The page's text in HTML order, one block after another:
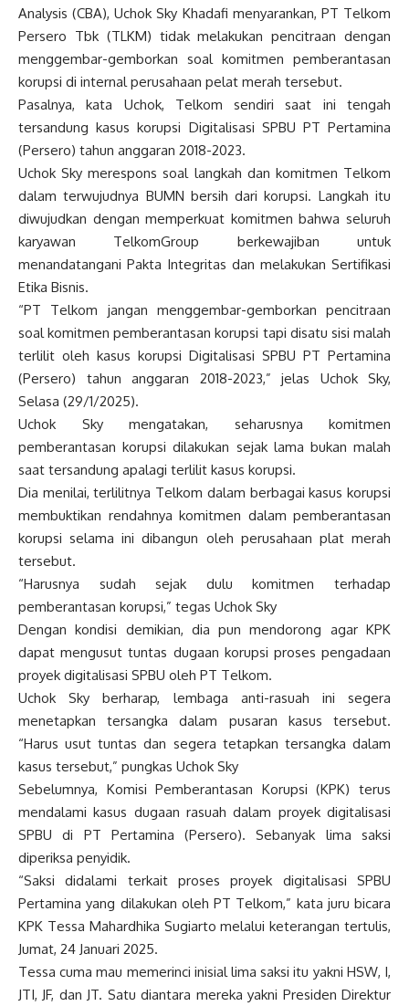
Analysis (CBA), Uchok Sky Khadafi menyarankan, PT Telkom
Persero Tbk (TLKM) tidak melakukan pencitraan dengan
menggembar-gemborkan soal komitmen pemberantasan
korupsi di internal perusahaan pelat merah tersebut.
Pasalnya, kata Uchok, Telkom sendiri saat ini tengah
tersandung kasus korupsi Digitalisasi SPBU PT Pertamina
(Persero) tahun anggaran 2018-2023.
Uchok Sky merespons soal langkah dan komitmen Telkom
dalam terwujudnya BUMN bersih dari korupsi. Langkah itu
diwujudkan dengan memperkuat komitmen bahwa seluruh
karyawan TelkomGroup berkewajiban untuk
menandatangani Pakta Integritas dan melakukan Sertifikasi
Etika Bisnis.
“PT Telkom jangan menggembar-gemborkan pencitraan
soal komitmen pemberantasan korupsi tapi disatu sisi malah
terlilit oleh kasus korupsi Digitalisasi SPBU PT Pertamina
(Persero) tahun anggaran 2018-2023,” jelas Uchok Sky,
Selasa (29/1/2025).
Uchok Sky mengatakan, seharusnya komitmen
pemberantasan korupsi dilakukan sejak lama bukan malah
saat tersandung apalagi terlilit kasus korupsi.
Dia menilai, terlilitnya Telkom dalam berbagai kasus korupsi
membuktikan rendahnya komitmen dalam pemberantasan
korupsi selama ini dibangun oleh perusahaan plat merah
tersebut.
“Harusnya sudah sejak dulu komitmen terhadap
pemberantasan korupsi,” tegas Uchok Sky
Dengan kondisi demikian, dia pun mendorong agar KPK
dapat mengusut tuntas dugaan korupsi proses pengadaan
proyek digitalisasi SPBU oleh PT Telkom.
Uchok Sky berharap, lembaga anti-rasuah ini segera
menetapkan tersangka dalam pusaran kasus tersebut.
“Harus usut tuntas dan segera tetapkan tersangka dalam
kasus tersebut,” pungkas Uchok Sky
Sebelumnya, Komisi Pemberantasan Korupsi (KPK) terus
mendalami kasus dugaan rasuah dalam proyek digitalisasi
SPBU di PT Pertamina (Persero). Sebanyak lima saksi
diperiksa penyidik.
“Saksi didalami terkait proses proyek digitalisasi SPBU
Pertamina yang dilakukan oleh PT Telkom,” kata juru bicara
KPK Tessa Mahardhika Sugiarto melalui keterangan tertulis,
Jumat, 24 Januari 2025.
Tessa cuma mau memerinci inisial lima saksi itu yakni HSW, I,
JTI, JF, dan JT. Satu diantara mereka yakni Presiden Direktur